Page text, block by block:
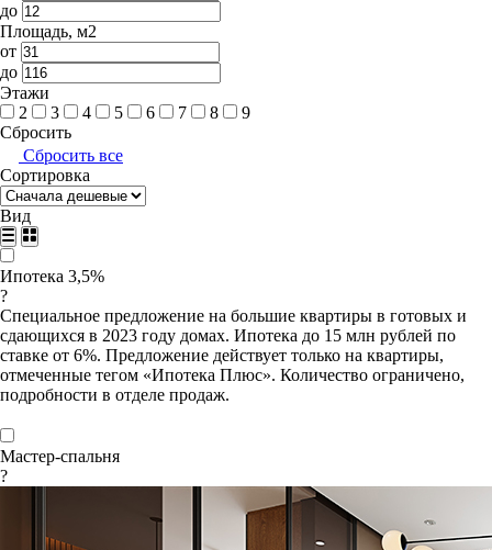
до
Площадь, м2
от
до
Этажи
2
3 4 5 6 7 8
9
Сбросить
Сбросить все
Сортировка
Вид
Ипотека 3,5%
?
Специальное предложение на большие квартиры в готовых и
сдающихся в 2023 году домах. Ипотека до 15 млн рублей по
ставке от 6%. Предложение действует только на квартиры,
отмеченные тегом «Ипотека Плюс». Количество ограничено,
подробности в отделе продаж.
Мастер-спальня
?